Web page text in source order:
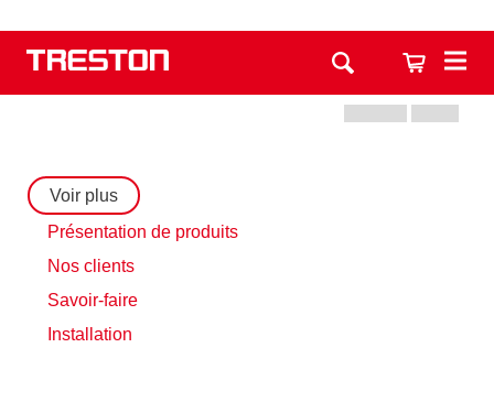
Voir plus
Présentation de produits
Nos clients
Savoir-faire
Installation